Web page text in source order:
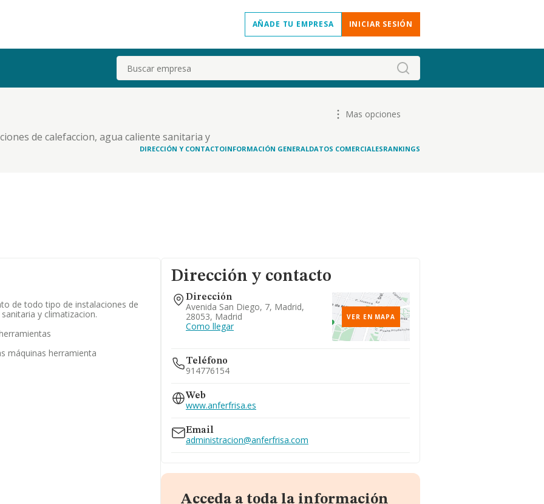
AÑADE TU EMPRESA INICIAR SESIÓN
Buscar
de calefaccion, agua caliente sanitaria y
Mas opciones
DIRECCIÓN Y CONTACTOINFORMACIÓN GENERALDATOS COMERCIALESRANKINGS
de todo tipo de instalaciones de
y climatizacion.
máquinas herramienta
Dirección y contacto
Dirección
Avenida San Diego, 7, Madrid,
28053, Madrid
Como llegar
VER EN MAPA
Teléfono
914776154
Web
www.anferfrisa.es
Email
administracion@anferfrisa.com
Acceda a toda la información